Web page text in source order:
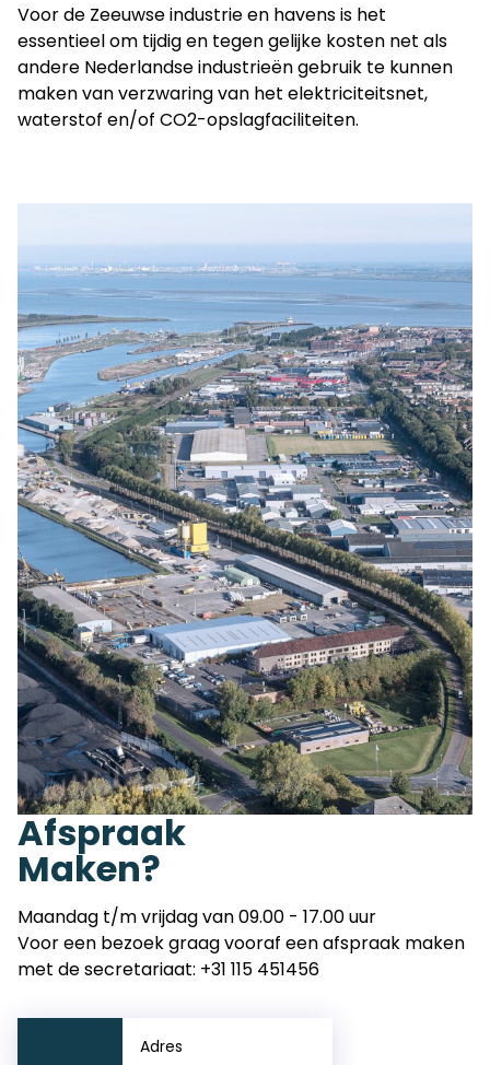
Voor de Zeeuwse industrie en havens is het
essentieel om tijdig en tegen gelijke kosten net als
andere Nederlandse industrieën gebruik te kunnen
maken van verzwaring van het elektriciteitsnet,
waterstof en/of CO2-opslagfaciliteiten.
Afspraak
Maken?
Maandag t/m vrijdag van 09.00 - 17.00 uur
Voor een bezoek graag vooraf een afspraak maken
met de secretariaat: +31 115 451456
Adres